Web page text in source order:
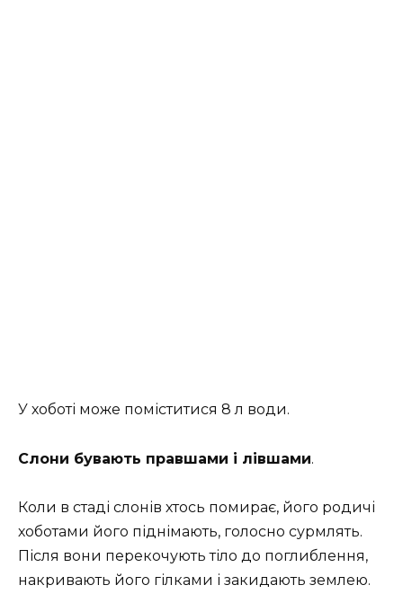
У хоботі може поміститися 8 л води.
Слони бувають правшами і лівшами.
Коли в стаді слонів хтось помирає, його родичі
хоботами його піднімають, голосно сурмлять.
Після вони перекочують тіло до поглиблення,
накривають його гілками і закидають землею.